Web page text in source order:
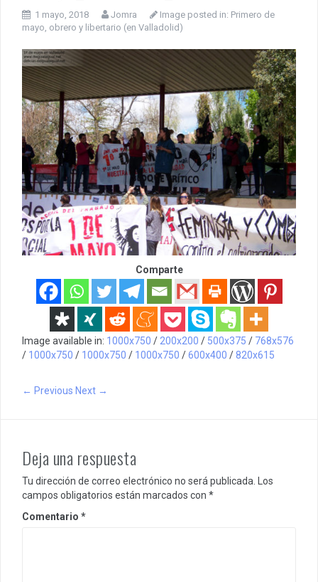
1 mayo, 2018 Jomra Image posted in: Primero de
mayo, obrero y libertario (en Valladolid)
Comparte
Image available in: 1000x750 / 200x200 / 500x375 / 768x576
/ 1000x750 / 1000x750 / 1000x750 /600x400 /820x615
← Previous Next →
Deja una respuesta
Tu dirección de correo electrónico no será publicada. Los
campos obligatorios están marcados con *
Comentario *